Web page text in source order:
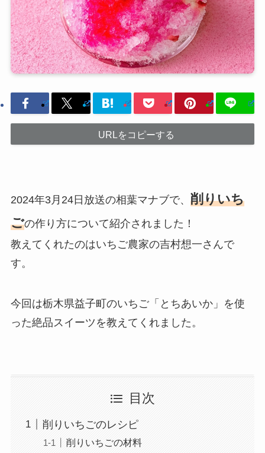
URLをコピーする
2024年3月24日放送の相葉マナブで、 削りいち
ごの作り方について紹介されました！
教えてくれたのはいちご農家の吉村想一さんで
す。
今回は栃木県益子町のいちご「とちあいか」を使
った絶品スイーツを教えてくれました。
目次
削りいちごのレシピ
削りいちごの材料